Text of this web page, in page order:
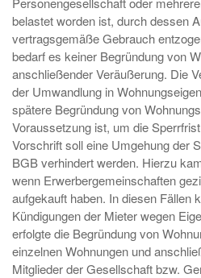
belastet worden ist, durch dessen
vertragsgemäße Gebrauch
bedarf es keiner Begründung von
anschließender Veräußerung. Die
der Umwandlung in
spätere Begründung von
Voraussetzung ist, um die
Vorschrift soll eine Umgehung der
BGB verhindert werden. Hierzu
wenn Erwerbergemeinschaften
aufgekauft haben. In diesen Fällen
Kündigungen der Mieter wegen
erfolgte die Begründung von
einzelnen Wohnungen und
Mitglieder der Gesellschaft bzw.